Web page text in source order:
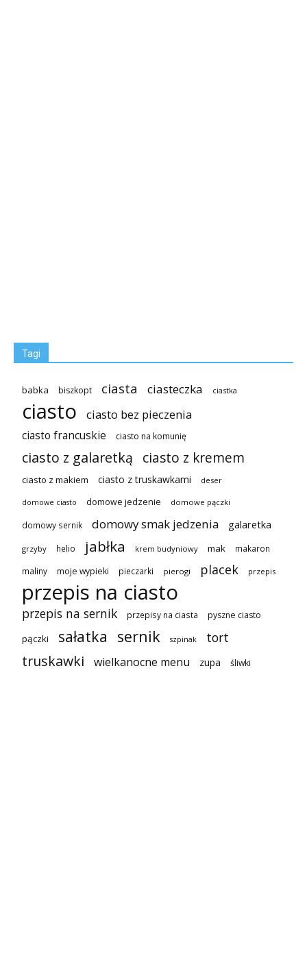
Tagi
babka biszkopt ciasta ciasteczka ciastka
ciasto ciasto bez pieczenia
ciasto francuskie ciasto na komunię
ciasto z galaretką ciasto z kremem
ciasto z makiem ciasto z truskawkami deser
domowe ciasto domowe jedzenie domowe pączki
domowy sernik domowy smak jedzenia galaretka
grzyby helio jabłka krem budyniowy mak makaron
maliny moje wypieki pieczarki pierogi placek przepis
przepis na ciasto
przepis na sernik przepisy na ciasta pyszne ciasto
pączki sałatka sernik szpinak tort
truskawki wielkanocne menu zupa śliwki